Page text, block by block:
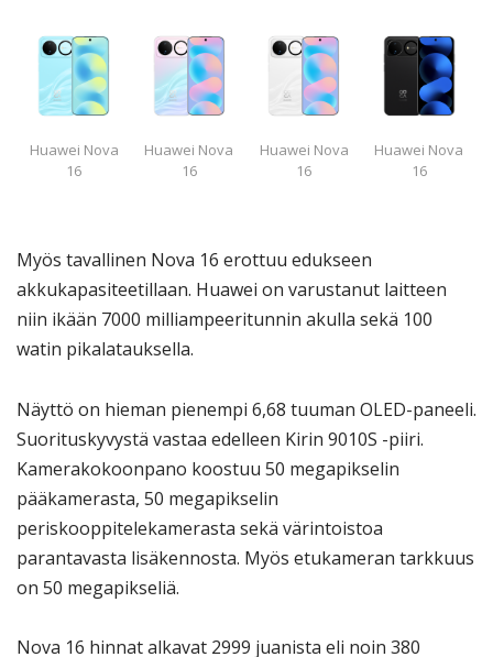
Huawei Nova
16
Huawei Nova
16
Huawei Nova
16
Huawei Nova
16
Myös tavallinen Nova 16 erottuu edukseen
akkukapasiteetillaan. Huawei on varustanut laitteen
niin ikään 7000 milliampeeritunnin akulla sekä 100
watin pikalatauksella.
Näyttö on hieman pienempi 6,68 tuuman OLED-paneeli.
Suorituskyvystä vastaa edelleen Kirin 9010S -piiri.
Kamerakokoonpano koostuu 50 megapikselin
pääkamerasta, 50 megapikselin
periskooppitelekamerasta sekä värintoistoa
parantavasta lisäkennosta. Myös etukameran tarkkuus
on 50 megapikseliä.
Nova 16 hinnat alkavat 2999 juanista eli noin 380